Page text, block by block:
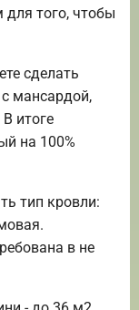
того, чтобы
сделать
мансардой,
итоге
на 100%
тип кровли:
в не